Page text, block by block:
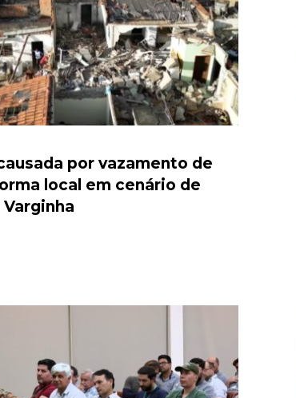
por vazamento de
local em cenário de